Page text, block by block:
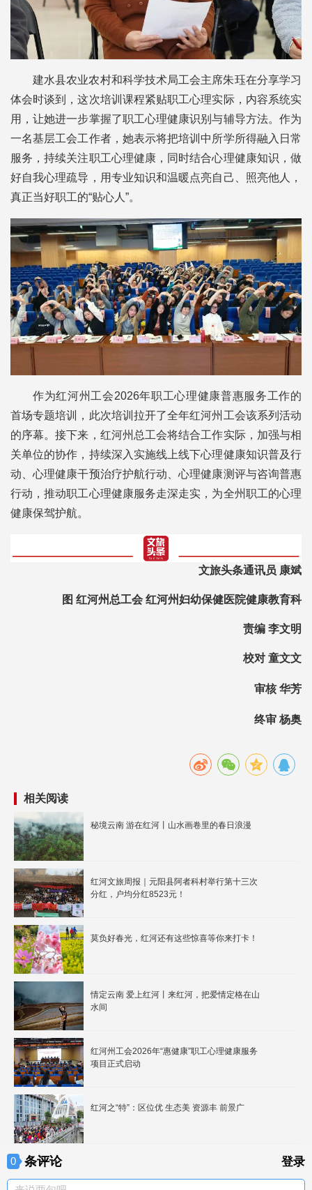
建水县农业农村和科学技术局工会主席朱珏在分享学习
体会时谈到，这次培训课程紧贴职工心理实际，内容系统实
用，让她进一步掌握了职工心理健康识别与辅导方法。作为
一名基层工会工作者，她表示将把培训中所学所得融入日常
服务，持续关注职工心理健康，同时结合心理健康知识，做
好自我心理疏导，用专业知识和温暖点亮自己、照亮他人，
真正当好职工的“贴心人”。
作为红河州工会2026年职工心理健康普惠服务工作的
首场专题培训，此次培训拉开了全年红河州工会该系列活动
的序幕。接下来，红河州总工会将结合工作实际，加强与相
关单位的协作，持续深入实施线上线下心理健康知识普及行
动、心理健康干预治疗护航行动、心理健康测评与咨询普惠
行动，推动职工心理健康服务走深走实，为全州职工的心理
健康保驾护航。
文旅头条通讯员 康斌
图 红河州总工会 红河州妇幼保健医院健康教育科
责编 李文明
校对 童文文
审核 华芳
终审 杨奥
相关阅读
秘境云南 游在红河丨山水画卷里的春日浪漫
红河文旅周报｜元阳县阿者科村举行第十三次
分红，户均分红8523元！
莫负好春光，红河还有这些惊喜等你来打卡！
情定云南 爱上红河丨来红河，把爱情定格在山
水间
红河州工会2026年“惠健康”职工心理健康服务
项目正式启动
红河之“特”：区位优 生态美 资源丰 前景广
0 条评论 登录